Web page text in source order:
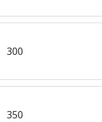
300
350